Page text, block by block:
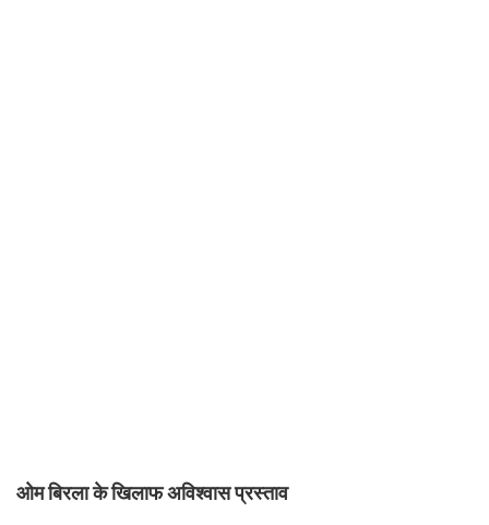
ओम बिरला के खिलाफ अविश्वास प्रस्ताव